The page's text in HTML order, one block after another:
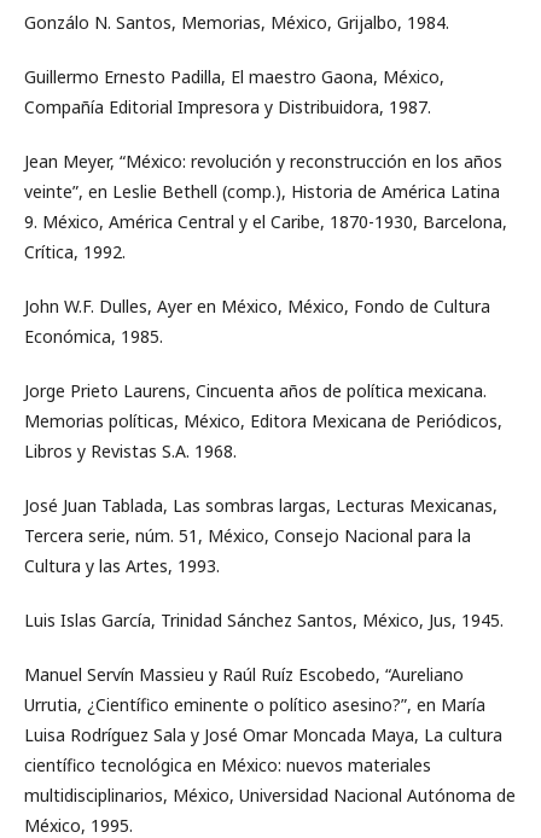
Gonzálo N. Santos, Memorias, México, Grijalbo, 1984.
Guillermo Ernesto Padilla, El maestro Gaona, México,
Compañía Editorial Impresora y Distribuidora, 1987.
Jean Meyer, “México: revolución y reconstrucción en los años
veinte”, en Leslie Bethell (comp.), Historia de América Latina
9. México, América Central y el Caribe, 1870-1930, Barcelona,
Crítica, 1992.
John W.F. Dulles, Ayer en México, México, Fondo de Cultura
Económica, 1985.
Jorge Prieto Laurens, Cincuenta años de política mexicana.
Memorias políticas, México, Editora Mexicana de Periódicos,
Libros y Revistas S.A. 1968.
José Juan Tablada, Las sombras largas, Lecturas Mexicanas,
Tercera serie, núm. 51, México, Consejo Nacional para la
Cultura y las Artes, 1993.
Luis Islas García, Trinidad Sánchez Santos, México, Jus, 1945.
Manuel Servín Massieu y Raúl Ruíz Escobedo, “Aureliano
Urrutia, ¿Científico eminente o político asesino?”, en María
Luisa Rodríguez Sala y José Omar Moncada Maya, La cultura
científico tecnológica en México: nuevos materiales
multidisciplinarios, México, Universidad Nacional Autónoma de
México, 1995.